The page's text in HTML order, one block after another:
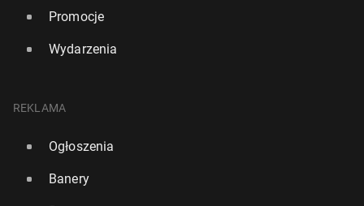
Promocje
Wydarzenia
REKLAMA
Ogłoszenia
Banery